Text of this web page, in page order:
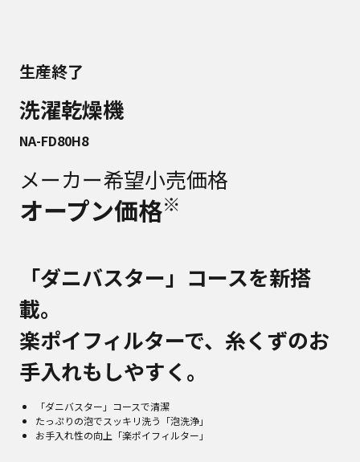
生産終了
洗濯乾燥機
NA-FD80H8
メーカー希望小売価格
オープン価格※
「ダニバスター」コースを新搭
載。
楽ポイフィルターで、糸くずのお
手入れもしやすく。
「ダニバスター」コースで清潔
たっぷりの泡でスッキリ洗う「泡洗浄」
お手入れ性の向上「楽ポイフィルター」